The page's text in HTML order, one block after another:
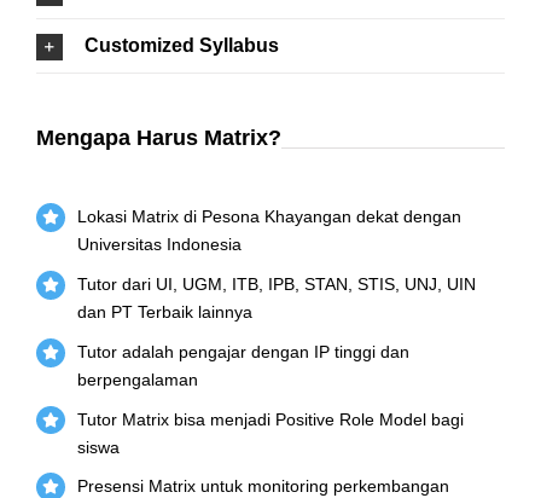
Customized Syllabus
Mengapa Harus Matrix?
Lokasi Matrix di Pesona Khayangan dekat dengan
Universitas Indonesia
Tutor dari UI, UGM, ITB, IPB, STAN, STIS, UNJ, UIN
dan PT Terbaik lainnya
Tutor adalah pengajar dengan IP tinggi dan
berpengalaman
Tutor Matrix bisa menjadi Positive Role Model bagi
siswa
Presensi Matrix untuk monitoring perkembangan